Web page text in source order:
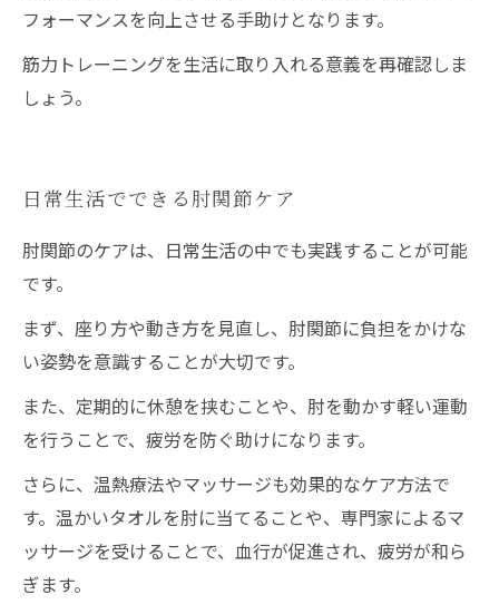
フォーマンスを向上させる手助けとなります。
筋力トレーニングを生活に取り入れる意義を再確認しま
しょう。
日常生活でできる肘関節ケア
肘関節のケアは、日常生活の中でも実践することが可能
です。
まず、座り方や動き方を見直し、肘関節に負担をかけな
い姿勢を意識することが大切です。
また、定期的に休憩を挟むことや、肘を動かす軽い運動
を行うことで、疲労を防ぐ助けになります。
さらに、温熱療法やマッサージも効果的なケア方法で
す。温かいタオルを肘に当てることや、専門家によるマ
ッサージを受けることで、血行が促進され、疲労が和ら
ぎます。